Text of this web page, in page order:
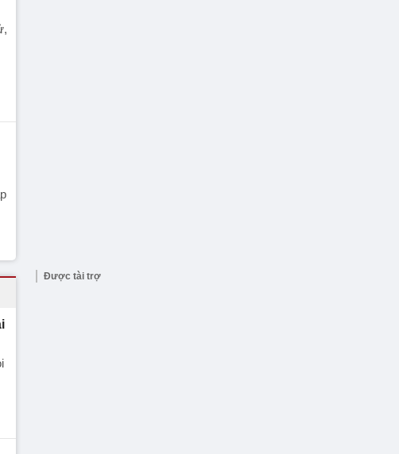
Được tài trợ